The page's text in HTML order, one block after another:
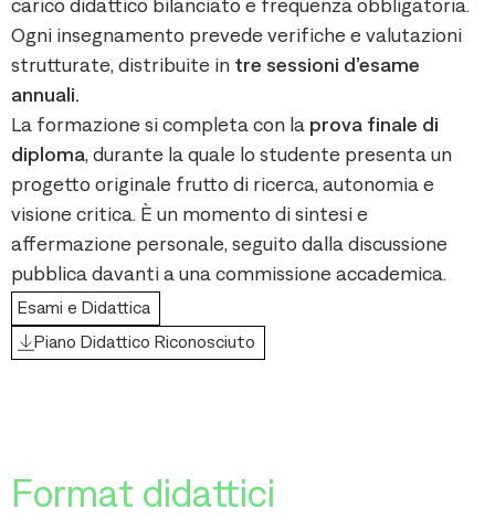
carico didattico bilanciato e frequenza obbligatoria.
Ogni insegnamento prevede verifiche e valutazioni
strutturate, distribuite in tre sessioni d’esame
annuali.
La formazione si completa con la prova finale di
diploma, durante la quale lo studente presenta un
progetto originale frutto di ricerca, autonomia e
visione critica. È un momento di sintesi e
affermazione personale, seguito dalla discussione
pubblica davanti a una commissione accademica.
Esami e Didattica
Piano Didattico Riconosciuto
Format didattici